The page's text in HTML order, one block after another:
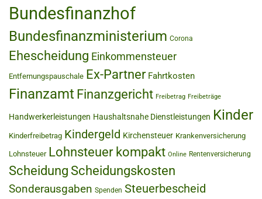
Bundesfinanzhof
Bundesfinanzministerium Corona
Ehescheidung Einkommensteuer
Entfernungspauschale Ex-Partner Fahrtkosten
Finanzamt Finanzgericht Freibetrag Freibeträge
Handwerkerleistungen Haushaltsnahe Dienstleistungen Kinder
Kinderfreibetrag Kindergeld Kirchensteuer Krankenversicherung
Lohnsteuer Lohnsteuer kompakt Online Rentenversicherung
Scheidung Scheidungskosten
Sonderausgaben Spenden Steuerbescheid